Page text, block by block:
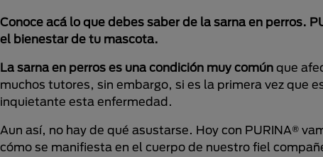
Conoce acá lo que debes saber de la sarna en perros.
el bienestar de tu mascota.
La sarna en perros es una condición muy común que
muchos tutores, sin embargo, si es la primera vez que
inquietante esta enfermedad.
Aun así, no hay de qué asustarse. Hoy con PURINA®
cómo se manifiesta en el cuerpo de nuestro fiel